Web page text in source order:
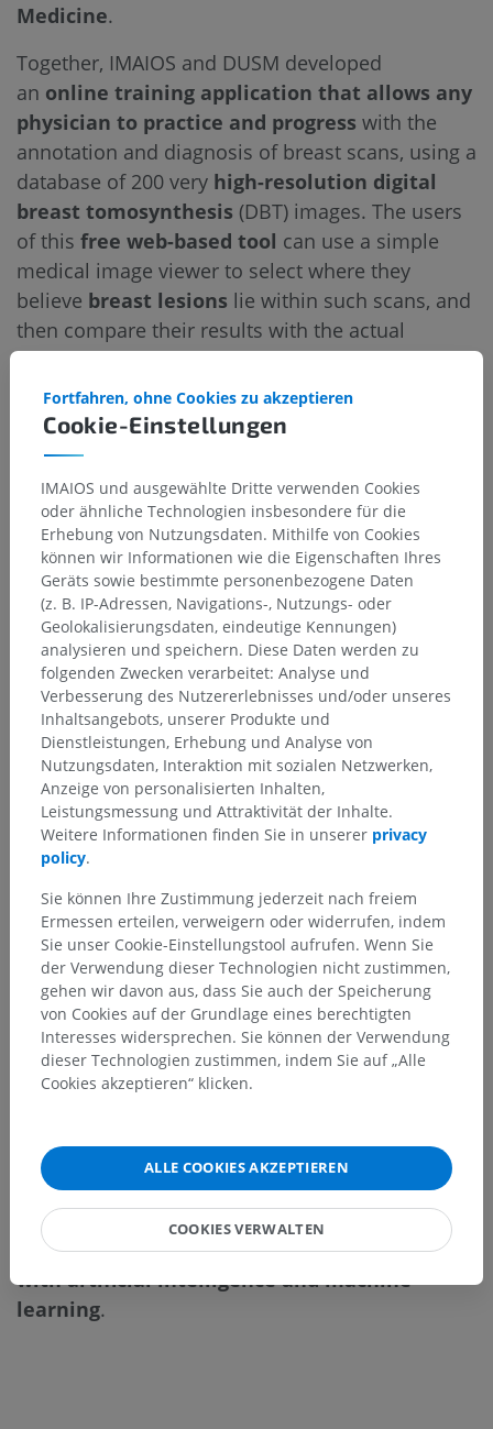
Medicine.
Together, IMAIOS and DUSM developed
an online training application that allows any
physician to practice and progress with the
annotation and diagnosis of breast scans, using a
database of 200 very high-resolution digital
breast tomosynthesis (DBT) images. The users
of this free web-based tool can use a simple
medical image viewer to select where they
believe breast lesions lie within such scans, and
then compare their results with the actual
location of the lesions.
To supplement IMAIOS’s application, Duke
University School of Medicine developed
analgorithm which identifies and remembers
the annotation behavior and potential
errorsof any physician who uses this tool. As
more users practice with this tool, the algorithm
can learn to predict future erroneous annotations
by users. Using this interface regularly, doctors
can self-assess the growth of their skills over
time, and better understand their own diagnostic
methodology.
This tool will not only allow physicians to self-
assess, but will also be a great way to understand
is collected from the physicians using the
application. In turn, elucidating thisdiagnostic
process
could lay the groundwork for further
research in understandinghow to automate it,
with artificial intelligence and machine
learning.
Cookie-Einstellungen
Fortfahren, ohne Cookies zu akzeptieren
IMAIOS und ausgewählte Dritte verwenden Cookies
oder ähnliche Technologien insbesondere für die
Erhebung von Nutzungsdaten. Mithilfe von Cookies
können wir Informationen wie die Eigenschaften Ihres
Geräts sowie bestimmte personenbezogene Daten
(z. B. IP-Adressen, Navigations-, Nutzungs- oder
Geolokalisierungsdaten, eindeutige Kennungen)
analysieren und speichern. Diese Daten werden zu
folgenden Zwecken verarbeitet: Analyse und
Verbesserung des Nutzererlebnisses und/oder unseres
Inhaltsangebots, unserer Produkte und
Dienstleistungen, Erhebung und Analyse von
Nutzungsdaten, Interaktion mit sozialen Netzwerken,
Anzeige von personalisierten Inhalten,
Leistungsmessung und Attraktivität der Inhalte.
Weitere Informationen finden Sie in unserer privacy
policy.
Sie können Ihre Zustimmung jederzeit nach freiem
Ermessen erteilen, verweigern oder widerrufen, indem
Sie unser Cookie-Einstellungstool aufrufen. Wenn Sie
der Verwendung dieser Technologien nicht zustimmen,
gehen wir davon aus, dass Sie auch der Speicherung
von Cookies auf der Grundlage eines berechtigten
Interesses widersprechen. Sie können der Verwendung
dieser Technologien zustimmen, indem Sie auf „Alle
Cookies akzeptieren“ klicken.
ALLE COOKIES AKZEPTIEREN
COOKIES VERWALTEN